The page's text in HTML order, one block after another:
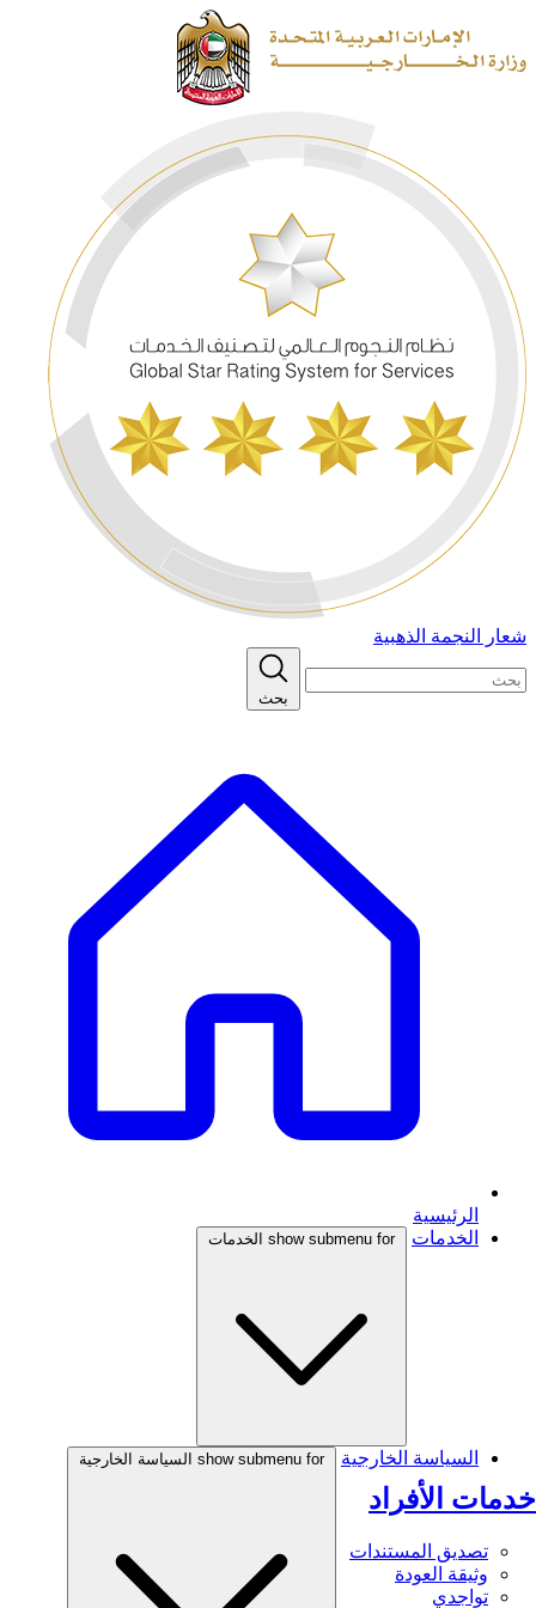
شعار النجمة الذهبية
بحث
الرئيسية
الخدمات
show submenu for الخدمات
خدمات الأفراد
تصديق المستندات
وثيقة العودة
تواجدي
السياسة الخارجية show submenu for السياسة الخارجية